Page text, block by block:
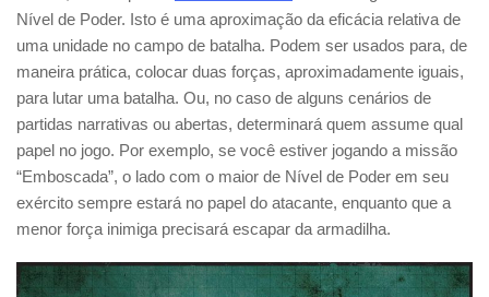
Nível de Poder. Isto é uma aproximação da eficácia relativa de
uma unidade no campo de batalha. Podem ser usados para, de
maneira prática, colocar duas forças, aproximadamente iguais,
para lutar uma batalha. Ou, no caso de alguns cenários de
partidas narrativas ou abertas, determinará quem assume qual
papel no jogo. Por exemplo, se você estiver jogando a missão
“Emboscada”, o lado com o maior de Nível de Poder em seu
exército sempre estará no papel do atacante, enquanto que a
menor força inimiga precisará escapar da armadilha.